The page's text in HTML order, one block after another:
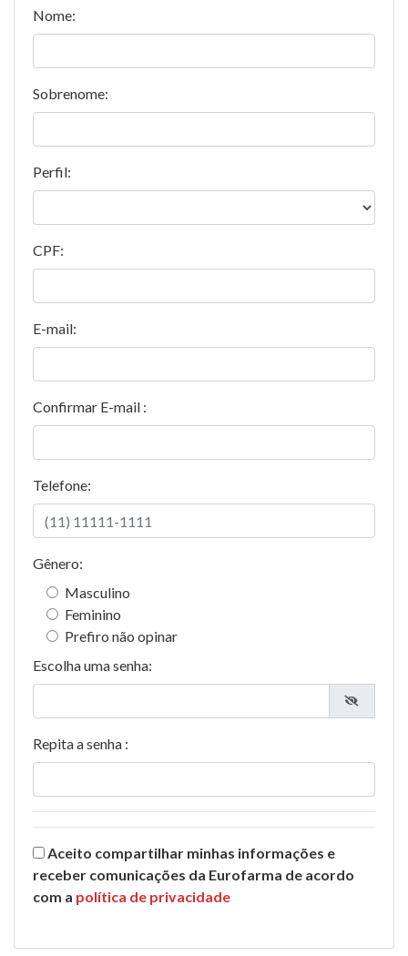
Nome:
Sobrenome:
Perfil:
CPF:
E-mail:
Confirmar E-mail :
Telefone:
Gênero:
Masculino
Feminino
Prefiro não opinar
Escolha uma senha:
Repita a senha :
Aceito compartilhar minhas informações e
receber comunicações da Eurofarma de acordo
com a política de privacidade